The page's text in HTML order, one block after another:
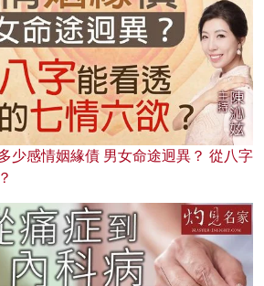
少感情姻緣債 男女命途迥異？ 從八字